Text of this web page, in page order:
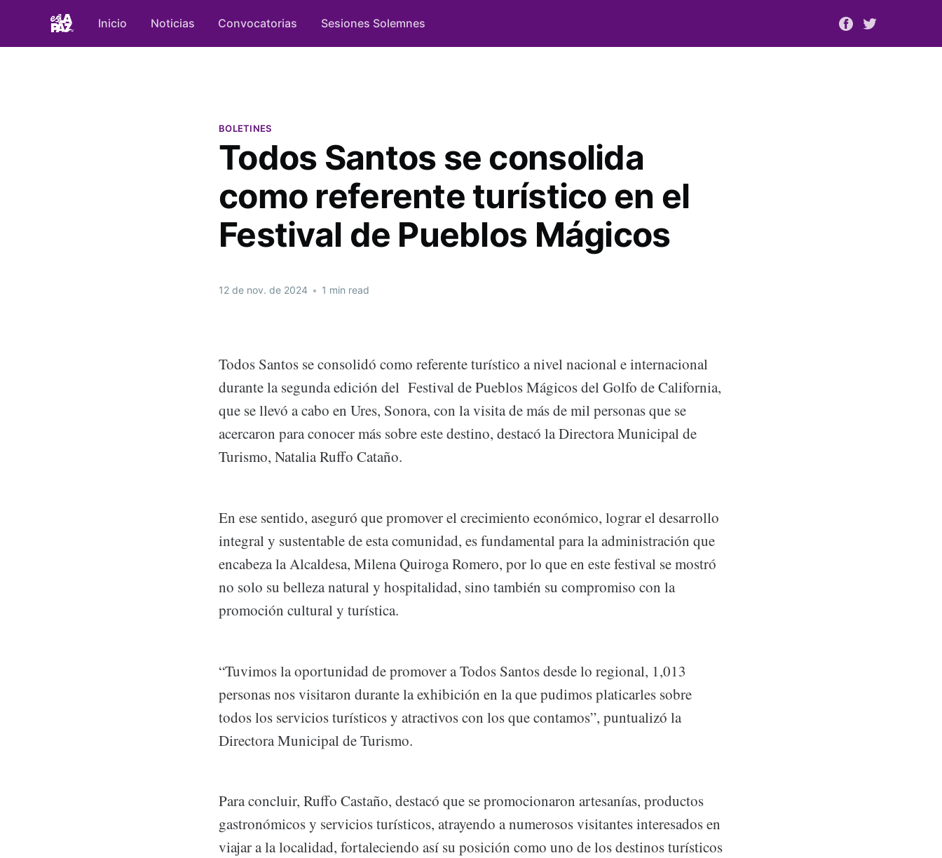
Inicio Noticias Convocatorias Sesiones Solemnes
BOLETINES
Todos Santos se consolida
como referente turístico en el
Festival de Pueblos Mágicos
12 de nov. de 2024 • 1 min read
Todos Santos se consolidó como referente turístico a nivel nacional e internacional
durante la segunda edición del Festival de Pueblos Mágicos del Golfo de California,
que se llevó a cabo en Ures, Sonora, con la visita de más de mil personas que se
acercaron para conocer más sobre este destino, destacó la Directora Municipal de
Turismo, Natalia Ruffo Cataño.
En ese sentido, aseguró que promover el crecimiento económico, lograr el desarrollo
integral y sustentable de esta comunidad, es fundamental para la administración que
encabeza la Alcaldesa, Milena Quiroga Romero, por lo que en este festival se mostró
no solo su belleza natural y hospitalidad, sino también su compromiso con la
promoción cultural y turística.
“Tuvimos la oportunidad de promover a Todos Santos desde lo regional, 1,013
personas nos visitaron durante la exhibición en la que pudimos platicarles sobre
todos los servicios turísticos y atractivos con los que contamos”, puntualizó la
Directora Municipal de Turismo.
Para concluir, Ruffo Castaño, destacó que se promocionaron artesanías, productos
gastronómicos y servicios turísticos, atrayendo a numerosos visitantes interesados en
viajar a la localidad, fortaleciendo así su posición como uno de los destinos turísticos